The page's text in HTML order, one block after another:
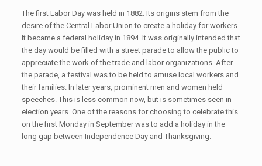
The first Labor Day was held in 1882. Its origins stem from the
desire of the Central Labor Union to create a holiday for workers.
It became a federal holiday in 1894. It was originally intended that
the day would be filled with a street parade to allow the public to
appreciate the work of the trade and labor organizations. After
the parade, a festival was to be held to amuse local workers and
their families. In later years, prominent men and women held
speeches. This is less common now, but is sometimes seen in
election years. One of the reasons for choosing to celebrate this
on the first Monday in September was to add a holiday in the
long gap between Independence Day and Thanksgiving.